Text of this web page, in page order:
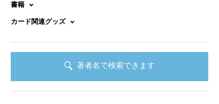
書籍
カード関連グッズ
著者名で検索できます